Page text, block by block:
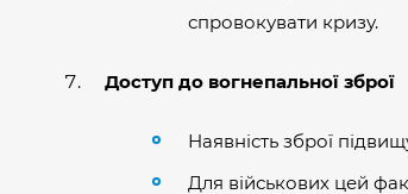
спровокувати кризу.
Доступ до вогнепальної зброї
Наявність зброї
Для військових цей